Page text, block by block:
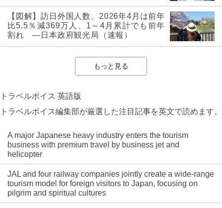
【図解】訪日外国人数、2026年4月は前年
比5.5％減369万人、1～4月累計でも前年
割れ ―日本政府観光局（速報）
もっと見る
トラベルボイス 英語版
トラベルボイス編集部が厳選した注目記事を英文で読めます。
A major Japanese heavy industry enters the tourism
business with premium travel by business jet and
helicopter
JAL and four railway companies jointly create a wide-range
tourism model for foreign visitors to Japan, focusing on
pilgrim and spiritual cultures